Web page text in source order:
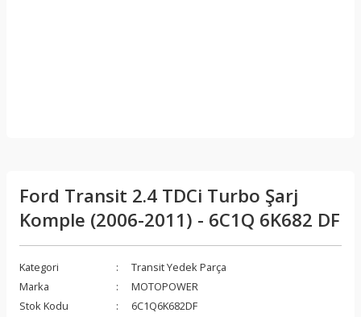
Ford Transit 2.4 TDCi Turbo Şarj
Komple (2006-2011) - 6C1Q 6K682 DF
Kategori
Transit Yedek Parça
Marka
MOTOPOWER
Stok Kodu
6C1Q6K682DF